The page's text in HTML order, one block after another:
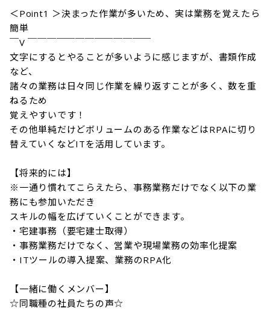
＜Point1 ＞決まった作業が多いため、実は業務を覚えたら
簡単
￣V ￣￣￣￣￣￣￣￣￣￣￣￣￣
文字にするとやることが多いように感じますが、書類作成
など、
諸々の業務は日々同じ作業を繰り返すことが多く、数を重
ねるため
覚えやすいです！
その他単純だけどボリュームのある作業などはRPAに切り
替えていくなどITを活用しています。
【将来的には】
※一通り慣れてこらえたら、事務業務だけでなく以下の業
務にも参加いただき
スキルの幅を広げていくことができます。
・宅建事務（要宅建士取得）
・事務業務だけでなく、営業や現場業務の効率化提案
・ITツールの導入提案、業務のRPA化
【一緒に働くメンバー】
☆同職種の社員たちの声☆